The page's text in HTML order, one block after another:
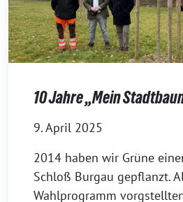
10 Jahre „Mein
9. April 2025
2014 haben wir Grüne
Schloß Burgau gepflanzt.
Wahlprogramm